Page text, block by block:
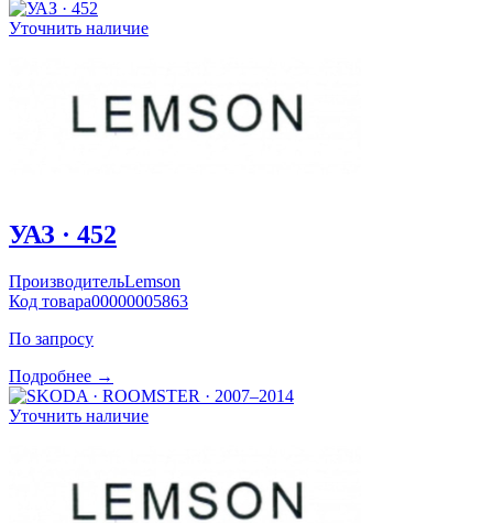
Уточнить наличие
УАЗ · 452
ПроизводительLemson
Код товара00000005863
По запросу
Подробнее →
Уточнить наличие